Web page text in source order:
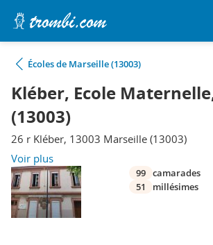
Écoles de Marseille (13003)
Kléber, Ecole
(13003)
26 r Kléber, 13003 Marseille (13003)
Voir plus
99 camarades
51
millésimes